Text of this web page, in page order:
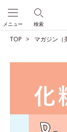
検索
メニュー
TOP マガジン（